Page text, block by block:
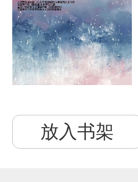
放入书架